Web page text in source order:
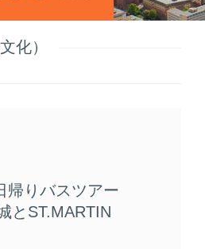
化）
帰りバスツアー
とST.MARTIN